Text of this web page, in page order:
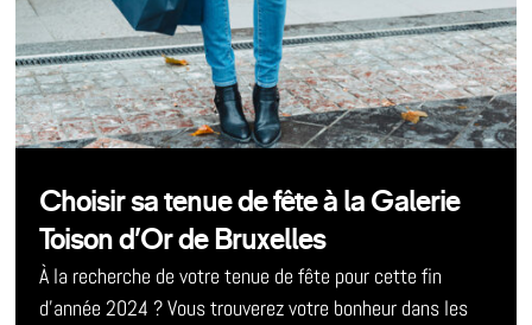
Choisir sa tenue de fête à la Galerie
Toison d’Or de Bruxelles
À la recherche de votre tenue de fête pour cette fin
d’année 2024 ? Vous trouverez votre bonheur dans les